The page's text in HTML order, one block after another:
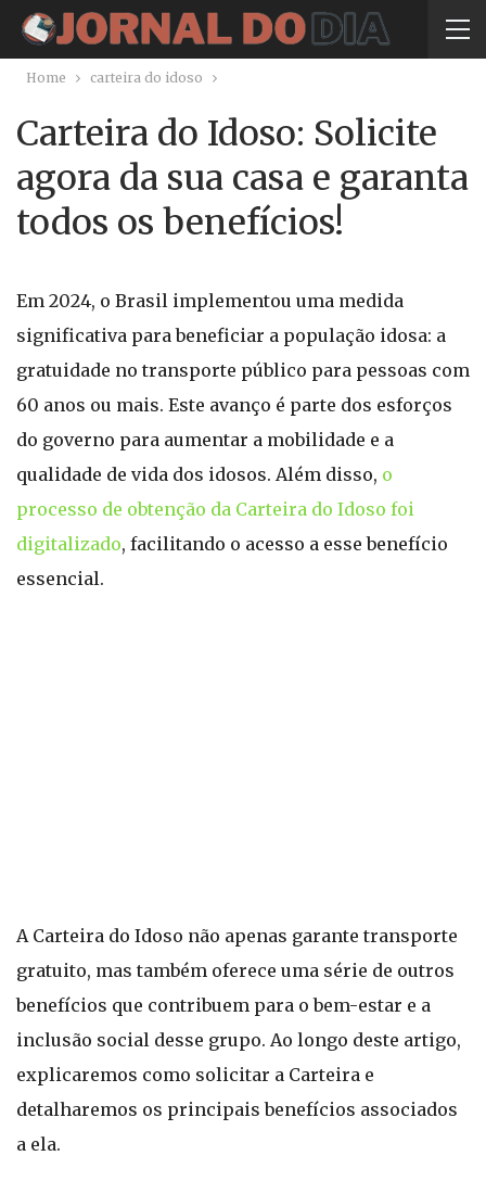
Home carteira do idoso
Carteira do Idoso: Solicite
agora da sua casa e garanta
todos os benefícios!
Em 2024, o Brasil implementou uma medida
significativa para beneficiar a população idosa: a
gratuidade no transporte público para pessoas com
60 anos ou mais. Este avanço é parte dos esforços
do governo para aumentar a mobilidade e a
qualidade de vida dos idosos. Além disso, o
processo de obtenção da Carteira do Idoso foi
digitalizado, facilitando o acesso a esse benefício
essencial.
A Carteira do Idoso não apenas garante transporte
gratuito, mas também oferece uma série de outros
benefícios que contribuem para o bem-estar e a
inclusão social desse grupo. Ao longo deste artigo,
explicaremos como solicitar a Carteira e
detalharemos os principais benefícios associados
a ela.